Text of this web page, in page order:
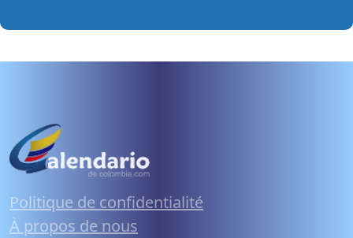
Politique de confidentialité
À propos de nous